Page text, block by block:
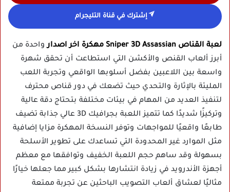
إشترك في قناة التليجرام
لعبة القناص Sniper 3D Assassian مهكرة اخر اصدار
واحدة من
أبرز ألعاب القنص والأكشن التي استطاعت أن تحقق شهرة
واسعة بين اللاعبين بفضل أسلوبها الواقعي وتجربة اللعب
المليئة بالإثارة والتحدي حيث تضعك في دور قناص محترف
لتنفيذ العديد من المهام في بيئات مختلفة بتحتاج دقة عالية
وتركيزًا شديدًا كما تتميز اللعبة بجرافيك 3D عالي جذابة تضيف
طابعًا واقعيًا للمواجهات وتوفر النسخة المهكرة مزايا إضافية
مثل الموارد غير المحدودة التي تساعدك على تطوير الأسلحة
بسهولة وقد ساهم حجم اللعبة الخفيف وتوافقها مع معظم
أجهزة الأندرويد في زيادة انتشارها بشكل كبير مما جعلها خيارًا
مثاليًا لعشاق ألعاب التصويب الباحثين عن تجربة ممتعة